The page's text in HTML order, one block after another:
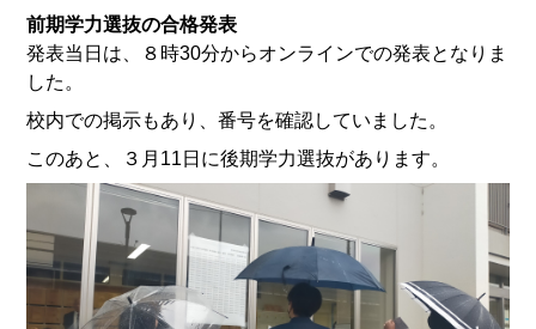
前期学力選抜の合格発表
発表当日は、８時30分からオンラインでの発表となりま
した。
校内での掲示もあり、番号を確認していました。
このあと、３月11日に後期学力選抜があります。